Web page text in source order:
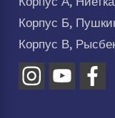
Корпус Б,
Корпус В,